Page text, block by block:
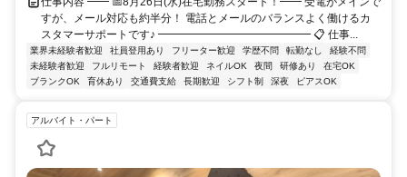
すが、メール対応も約半分！ 電話とメールのバランスよく働けるカ
スタマーサポートです♪ ━━━━━━━━━━━━━━ 📋 仕事...
業界未経験者歓迎 社員登用あり フリーター歓迎 学歴不問 転勤なし
経験不問
未経験者歓迎
フルリモート 経験者歓迎 ネイルOK 夜間 研修あり
在宅OK
ブランクOK
育休あり 交通費支給 長期歓迎 シフト制 深夜 ピアスOK
アルバイト・パート